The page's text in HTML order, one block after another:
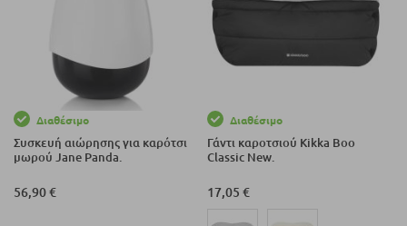
Διαθέσιμο
Συσκευή αιώρησης για καρότσι
μωρού Jane Panda.
56,90 €
Διαθέσιμο
Γάντι καροτσιού Kikka Boo
Classic New.
17,05 €